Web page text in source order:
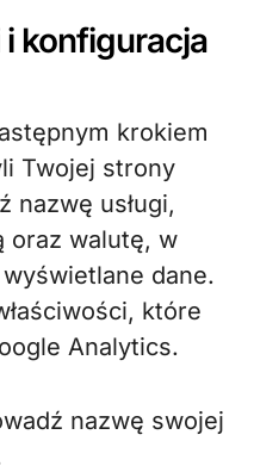
i konfiguracja
krokiem
Twojej strony
nazwę usługi,
oraz walutę, w
dane.
które
Analytics.
nazwę swojej